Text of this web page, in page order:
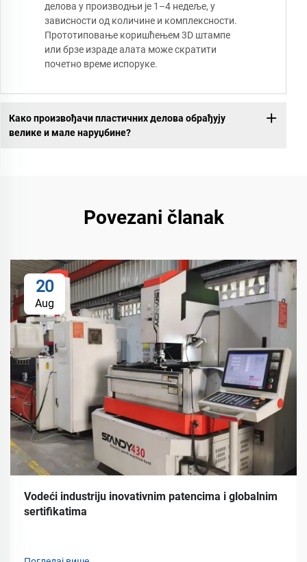
делова у производњи је 1–4 недеље, у
зависности од количине и комплексности.
Прототиповање коришћењем 3D штампе
или брзе израде алата може скратити
почетно време испоруке.
Како произвођачи пластичних делова обрађују
велике и мале наруџбине?
Povezani članak
20
Aug
Vodeći industriju inovativnim patencima i globalnim
sertifikatima